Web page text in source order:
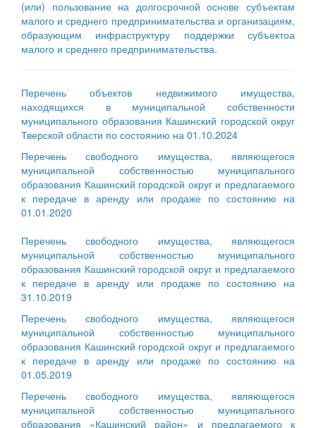
(или) пользование на долгосрочной основе субъектам
малого и среднего предпринимательства и организациям,
образующим инфраструктуру поддержки субъектоа
малого и среднего предпринимательства.
Перечень объектов недвижимого имущества,
находящихся в муниципальной собственности
муниципального образования Кашинский городской округ
Тверской области по состоянию на 01.10.2024
Перечень свободного имущества, являющегося
муниципальной собственностью муниципального
образования Кашинский городской округ и предлагаемого
к передаче в аренду или продаже по состоянию на
01.01.2020
Перечень свободного имущества, являющегося
муниципальной собственностью муниципального
образования Кашинский городской округ и предлагаемого
к передаче в аренду или продаже по состоянию на
31.10.2019
Перечень свободного имущества, являющегося
муниципальной собственностью муниципального
образования Кашинский городской округ и предлагаемого
к передаче в аренду или продаже по состоянию на
01.05.2019
Перечень свободного имущества, являющегося
муниципальной собственностью муниципального
образования «Кашинский район» и предлагаемого к